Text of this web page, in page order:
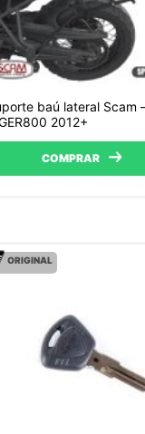
baú lateral Scam
2012+
COMPRAR
ORIGINAL